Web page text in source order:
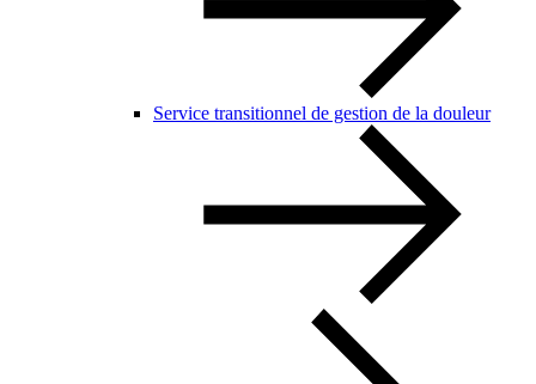
Service transitionnel de gestion de la douleur